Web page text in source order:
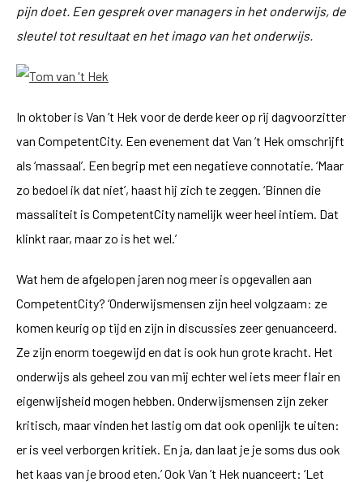
pijn doet. Een gesprek over managers in het onderwijs, de
sleutel tot resultaat en het imago van het onderwijs.
In oktober is Van ’t Hek voor de derde keer op rij dagvoorzitter
van CompetentCity. Een evenement dat Van ’t Hek omschrijft
als ‘massaal’. Een begrip met een negatieve connotatie. ‘Maar
zo bedoel ik dat niet’, haast hij zich te zeggen. ‘Binnen die
massaliteit is CompetentCity namelijk weer heel intiem. Dat
klinkt raar, maar zo is het wel.’
Wat hem de afgelopen jaren nog meer is opgevallen aan
CompetentCity? ‘Onderwijsmensen zijn heel volgzaam: ze
komen keurig op tijd en zijn in discussies zeer genuanceerd.
Ze zijn enorm toegewijd en dat is ook hun grote kracht. Het
onderwijs als geheel zou van mij echter wel iets meer flair en
eigenwijsheid mogen hebben. Onderwijsmensen zijn zeker
kritisch, maar vinden het lastig om dat ook openlijk te uiten:
er is veel verborgen kritiek. En ja, dan laat je je soms dus ook
het kaas van je brood eten.’ Ook Van ’t Hek nuanceert: ‘Let